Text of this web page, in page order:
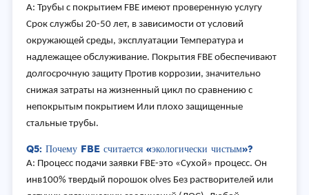
A: Трубы с покрытием FBE имеют проверенную услугу
Срок службы 20-50 лет, в зависимости от условий
окружающей среды, эксплуатации Температура и
надлежащее обслуживание. Покрытия FBE обеспечивают
долгосрочную защиту Против коррозии, значительно
снижая затраты на жизненный цикл по сравнению с
непокрытым покрытием Или плохо защищенные
стальные трубы.
Q5: Почему FBE считается «экологически чистым»?
A: Процесс подачи заявки FBE-это «Сухой» процесс. Он
инв100% твердый порошок olves Без растворителей или